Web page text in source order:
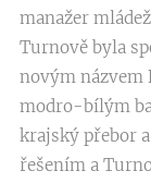
manažer
Turnově byla
novým názvem
modro-bílým
krajský přebor
řešením a